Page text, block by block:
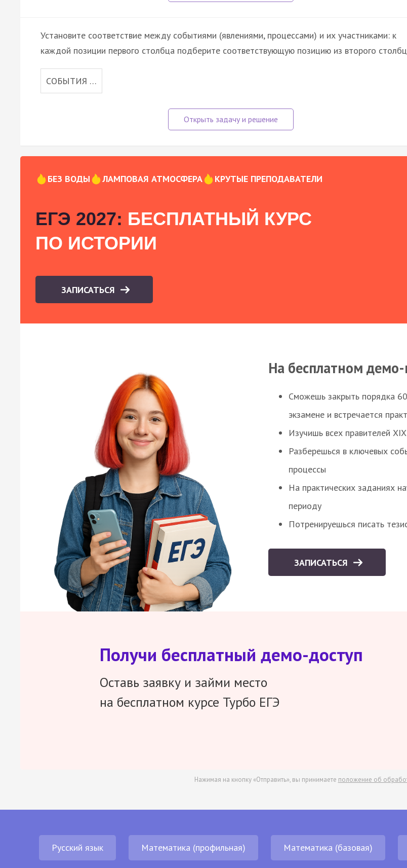
Установите соответствие между событиями (явлениями, процессами) и их участниками: к
каждой позиции первого столбца подберите соответствующую позицию из второго
СОБЫТИЯ …
БЕЗ ВОДЫ ЛАМПОВАЯ АТМОСФЕРА КРУТЫЕ ПРЕПОДАВАТЕЛИ
ЕГЭ 2027: БЕСПЛАТНЫЙ КУРС
ПО ИСТОРИИ
ЗАПИСАТЬСЯ
На бесплатном
Сможешь закрыть порядка
экзамене и встречается
Изучишь всех правителей
Разберешься в ключевых
процессы
На практических заданиях
периоду
Потренируешься писать
ЗАПИСАТЬСЯ
Получи бесплатный демо-доступ
Оставь заявку и займи место
на бесплатном курсе Турбо ЕГЭ
Нажимая на кнопку «Отправить», вы принимаете положение об
Русский язык Математика (профильная) Математика (базовая)